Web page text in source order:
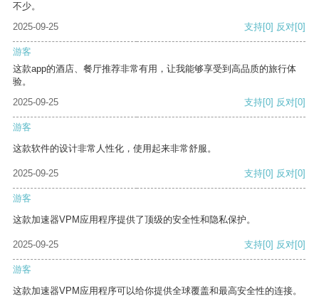
不少。
2025-09-25
支持[0] 反对[0]
游客
这款app的酒店、餐厅推荐非常有用，让我能够享受到高品质的旅行体
验。
2025-09-25
支持[0] 反对[0]
游客
这款软件的设计非常人性化，使用起来非常舒服。
2025-09-25 支持[0] 反对[0]
游客
这款加速器VPM应用程序提供了顶级的安全性和隐私保护。
2025-09-25 支持[0] 反对[0]
游客
这款加速器VPM应用程序可以给你提供全球覆盖和最高安全性的连接。